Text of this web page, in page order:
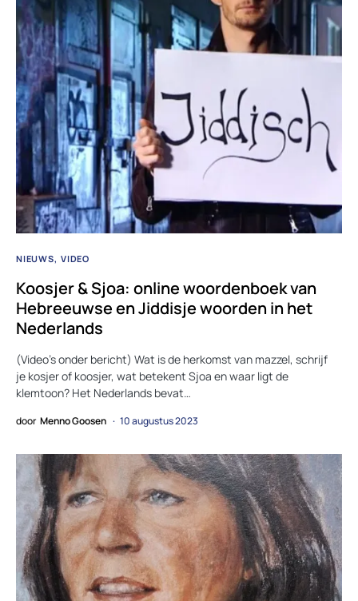
NIEUWS VIDEO
Koosjer & Sjoa: online woordenboek van
Hebreeuwse en Jiddisje woorden in het
Nederlands
(Video’s onder bericht) Wat is de herkomst van mazzel, schrijf
je kosjer of koosjer, wat betekent Sjoa en waar ligt de
klemtoon? Het Nederlands bevat…
door Menno Goosen 10 augustus 2023